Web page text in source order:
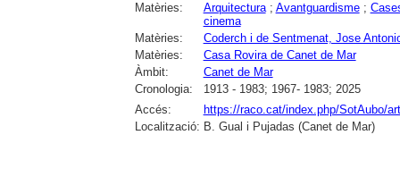
Matèries: Arquitectura; Avantguardisme;
cinema
Matèries:
Coderch i de Sentmenat, Jose
Matèries:
Casa Rovira de Canet de Mar
Àmbit:
Canet de Mar
Cronologia:
1913 - 1983; 1967- 1983; 2025
Accés:
https://raco.cat/index.php/SotAubo/
Localització: B. Gual i Pujadas (Canet de Mar)